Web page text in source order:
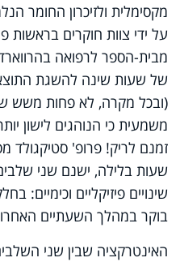
מקסימלית ולזיכרון החומר
על ידי צוות חוקרים בראשות
מבית-הספר לרפואה
של שעות שינה להשגת
(ובכל מקרה, לא פחות משש
משמעית כי הנוהגים לישון
שעות בלילה, ישנם שני
שינויים פיזיקליים וכימיים:
בוקר במהלך השעתיים
האינטרקציה שבין שני